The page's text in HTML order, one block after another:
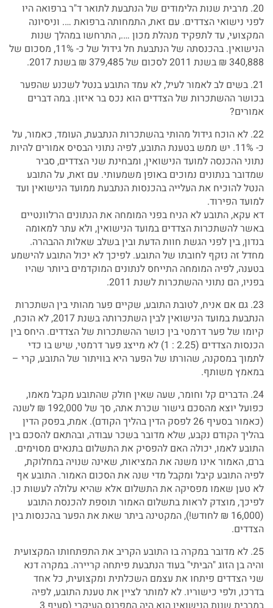
20. מרבית שנות הלימודים של הנתבעת לתואר ד"ר ברפואה היו
לפני נישואי הצדדים. עם זאת, התמחותה ברפואת …. וניסיונה
המקצועי, עד לתפקיד מנהלת מכון …., התרחשו במהלך שנות
הנישואין. בהכנסתה של הנתבעת חל גידול של כ- 11%, מסכום של
340,888 ₪ בשנת 2011 לסכום של 379,485 ₪ בשנת 2017.
21. בשים לב לאמור לעיל, לא עמד התובע בנטל לשכנע שהפער
בכושר ההשתכרות של הצדדים הוא נכס בר איזון. במה דברים
אמורים?
22. לא הוכח גידול מהותי בהשתכרות הנתבעת, העומד, כאמור, על
כ- 11%. יש ממש בטענת התובע, לפיה נתוני הבסיס אמורים להיות
נתוני ההכנסה למועד הנישואין, ומבחינת שני הצדדים, סביר
שמדובר בנתונים נמוכים באופן משמעותי. עם זאת, על התובע
הנטל להוכיח את העלייה בהכנסות הנתבעת ממועד הנישואין ועד
למועד הפירוד.
דא עקא, התובע לא הניח בפני המומחה את הנתונים הרלוונטיים
באשר להשתכרות הצדדים במועד הנישואין, ולא עתר למאומה
בנדון, בין לפני הגשת חוות הדעת ובין בשלב שאלות ההבהרה.
מחדל זה נזקף לחובתו של התובע. לפיכך לא יכול התובע להישמע
בטענה, לפיה המומחה התייחס לנתונים המוקדמים ביותר שהיו
בפניו, הם נתוני ההשתכרות לשנת 2011.
23. גם אם אניח, לטובת התובע, שקיים פער מהותי בין השתכרות
הנתבעת במועד הנישואין לבין השתכרותה בשנת 2017, לא הוכח,
קיומו של פער דרמטי בין כושר ההשתכרות של הצדדים. היחס בין
הכנסות הצדדים (2.25 : 1) לא מייצג פער דרמטי, שיש בו כדי
לתמוך במסקנה, שהורתו של הפער היא בוויתור של התובע, קרי –
במאמץ משותף.
24. הדברים קל וחומר, שעה שאין חולק שהתובע מקבל מאמו,
כפועל יוצא מהסכם גישור שכרת אתה, סך של 192,000 ₪ לשנה
(כאמור בסעיף 26 לפסק הדין בהליך הקודם). אמת, בפסק הדין
בהליך הקודם נקבע, שלא מדובר בשכר עבודה, ובהתאם להסכם בין
התובע לאמו, יכולה האם להפסיק את התשלום בתנאים מסוימים.
ברם, האמור אינו משנה את המציאות, שאינה שנויה במחלוקת,
לפיה התובע קיבל ומקבל מדי שנה את הסכום האמור. התובע אף
לא טען שאמו מפסיקה את התשלום אלא שהיא עלולה לעשות כן.
לפיכך, מוצדק לראות בתשלום האמור תוספת להכנסת התובע
(16,000 ₪ לחודש!), המקטינה ביתר שאת את הפער בהכנסות בין
הצדדים.
25. לא מדובר במקרה בו התובע הקריב את התפתחותו המקצועית
והיה בן הזוג "הביתי" בעוד הנתבעת פיתחה קריירה. במקרה דנא
שני הצדדים פיתחו את עצמם השכלתית ומקצועית, כל אחד
בדרכו, ולפי כישוריו. לא למותר לציין את טענת התובע, לפיה